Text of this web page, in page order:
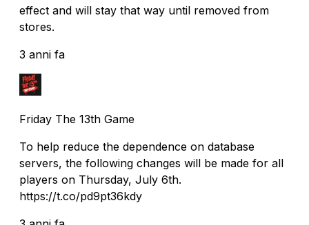
effect and will stay that way until removed from
stores.
3 anni fa
Friday The 13th Game
To help reduce the dependence on database
servers, the following changes will be made for all
players on Thursday, July 6th.
https://t.co/pd9pt36kdy